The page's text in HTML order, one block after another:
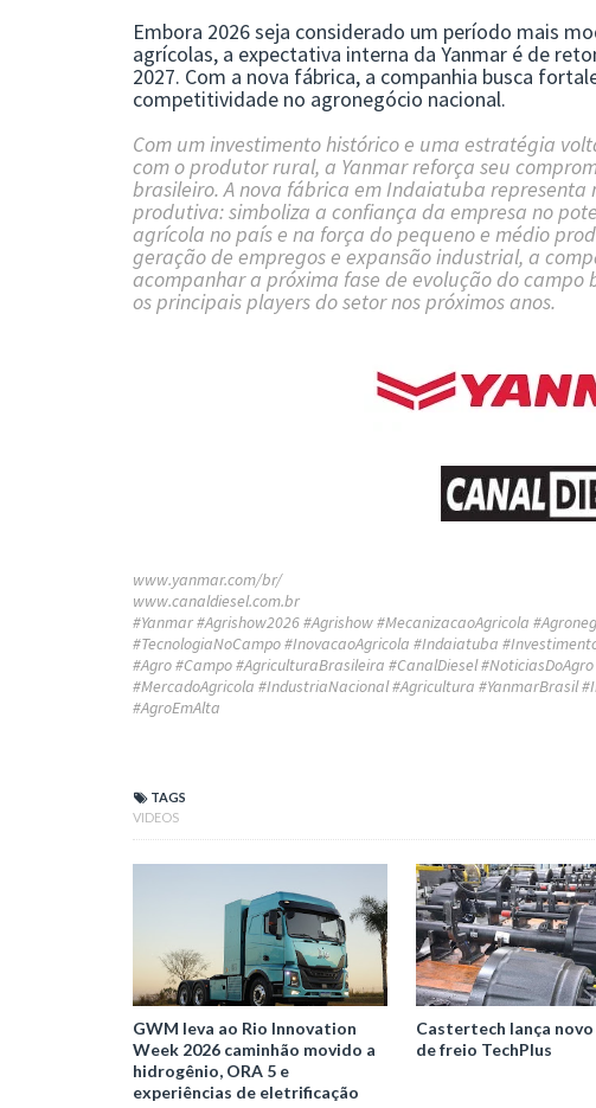
Embora 2026 seja considerado um período mais
agrícolas, a expectativa interna da Yanmar é de
2027. Com a nova fábrica, a companhia busca
competitividade no agronegócio nacional.
Com um investimento histórico e uma estratégia
com o produtor rural, a Yanmarreforça seu
brasileiro. A nova fábrica em Indaiatuba
produtiva: simboliza a confiança da empresa no
agrícola no país e na força do pequeno e médio
geração de empregos e expansão industrial, a
acompanhar a próxima fase de evolução do
os principais players do setor nos próximos anos.
www.yanmar.com/br/
www.canaldiesel.com.br
#Yanmar #Agrishow2026 #Agrishow #MecanizacaoAgricola
#TecnologiaNoCampo #InovacaoAgricola #Indaiatuba
#Agro #Campo #AgriculturaBrasileira #CanalDiesel
#MercadoAgricola #IndustriaNacional #Agricultura #YanmarBrasil
#AgroEmAlta
TAGS
VIDEOS
GWM leva ao Rio Innovation
Week 2026 caminhão movido a
hidrogênio, ORA 5 e
experiências de eletrificação
Castertech lança
de freio TechPlus